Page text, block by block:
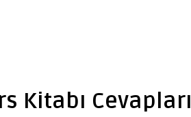
Kitabı Cevapları